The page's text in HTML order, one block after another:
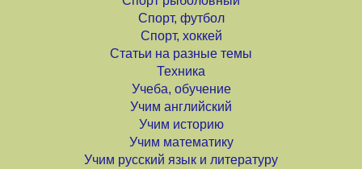
Спорт, футбол
Спорт, хоккей
Статьи на разные темы
Техника
Учеба, обучение
Учим английский
Учим историю
Учим математику
Учим русский язык и литературу